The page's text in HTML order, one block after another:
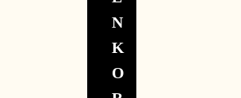
N
K
O